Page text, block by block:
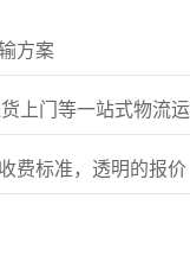
方案
上门等一站式物流
费标准，透明的报价